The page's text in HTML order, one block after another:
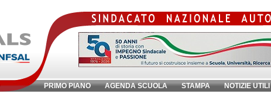
PRIMO PIANO AGENDA SCUOLA STAMPA NOTIZIE UTILI